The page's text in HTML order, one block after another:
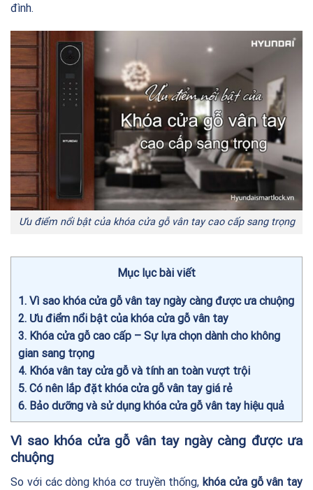
đình.
Ưu điểm nổi bật của khóa cửa gỗ vân tay cao cấp sang trọng
Mục lục bài viết
1 Vì sao khóa cửa gỗ vân tay ngày càng được ưa chuộng
2 Ưu điểm nổi bật của khóa cửa gỗ vân tay
3 Khóa cửa gỗ cao cấp – Sự lựa chọn dành cho không
gian sang trọng
4 Khóa vân tay cửa gỗ và tính an toàn vượt trội
5 Có nên lắp đặt khóa cửa gỗ vân tay giá rẻ
6 Bảo dưỡng và sử dụng khóa cửa gỗ vân tay hiệu quả
Vì sao khóa cửa gỗ vân tay ngày càng được ưa
chuộng
So với các dòng khóa cơ truyền thống, khóa cửa gỗ vân tay